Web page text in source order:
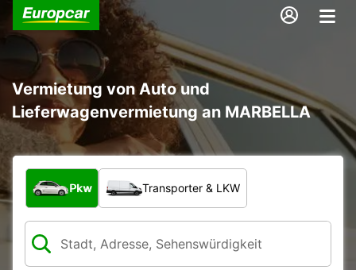
Vermietung von Auto und
Lieferwagenvermietung an MARBELLA
Welche Art von Fahrzeug?
Pkw Transporter & LKW